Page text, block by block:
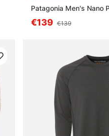
Patagonia Men's Nano
€139 €139